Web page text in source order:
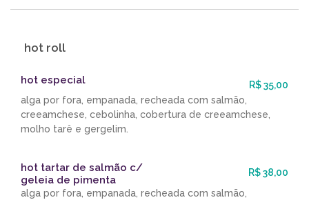
hot roll
hot especial
R$ 35,00
alga por fora, empanada, recheada com salmão,
creeamchese, cebolinha, cobertura de creeamchese,
molho tarê e gergelim.
hot tartar de salmão c/
geleia de pimenta
R$ 38,00
alga por fora, empanada, recheada com salmão,